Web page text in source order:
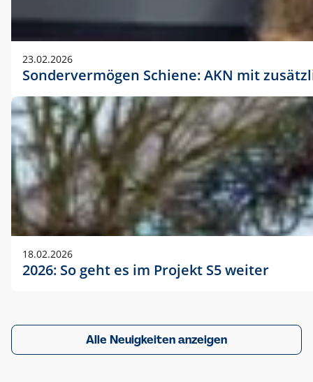
23.02.2026
Sondervermögen Schiene: AKN mit
18.02.2026
2026: So geht es im Projekt S5 weiter
Alle Neuigkeiten anzeigen